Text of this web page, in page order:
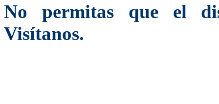
No permitas que el
Visítanos.